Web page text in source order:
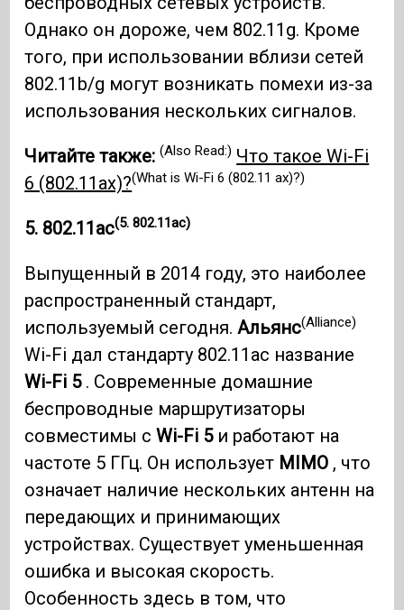
Однако он дороже, чем 802.11g. Кроме
того, при использовании вблизи сетей
802.11b/g могут возникать помехи из-за
использования нескольких сигналов.
Читайте также:(Also Read:) Что такое Wi-Fi
6 (802.11ax)?(What is Wi-Fi 6 (802.11 ax)?)
5. 802.11ас(5. 802.11ac)
Выпущенный в 2014 году, это наиболее
распространенный стандарт,
используемый сегодня. Альянс(Alliance)
Wi-Fi дал стандарту 802.11ac название
Wi-Fi 5. Современные домашние
беспроводные маршрутизаторы
совместимы сWi-Fi 5и работают на
частоте 5 ГГц. Он использует MIMO , что
означает наличие нескольких антенн на
передающих и принимающих
устройствах. Существует уменьшенная
ошибка и высокая скорость.
Особенность здесь в том, что